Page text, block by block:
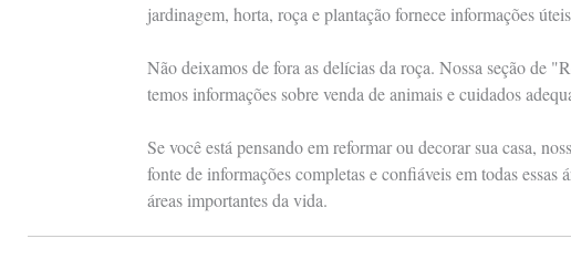
jardinagem, horta, roça e plantação fornece informações
Não deixamos de fora as delícias da roça. Nossa seção de
temos informações sobre venda de animais e cuidados
Se você está pensando em reformar ou decorar sua casa,
fonte de informações completas e confiáveis em todas
áreas importantes da vida.